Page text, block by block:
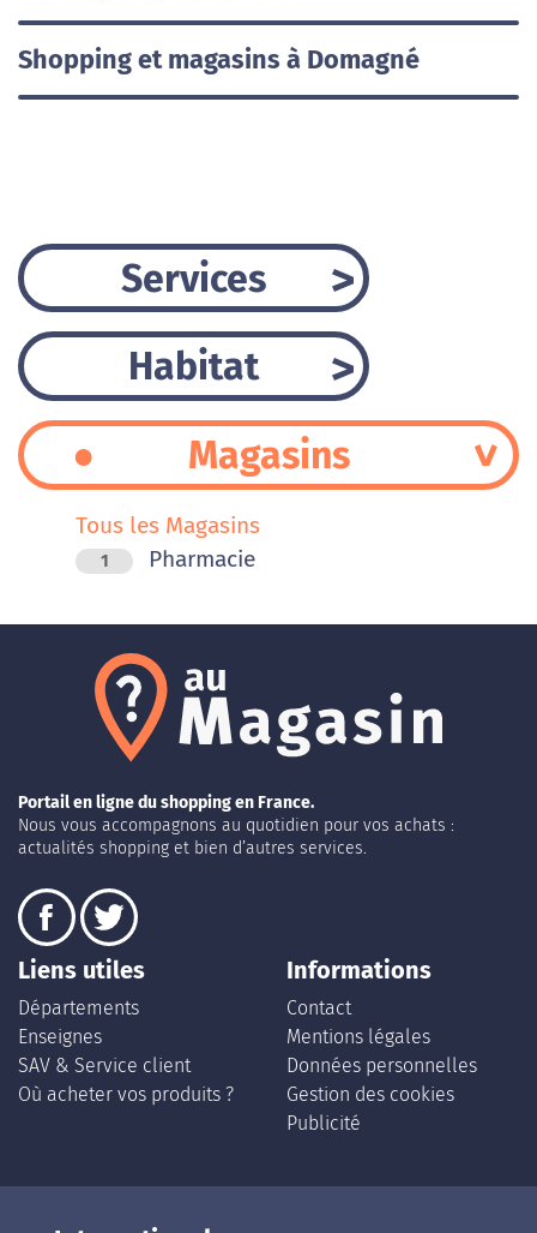
Shopping et magasins à Domagné
Services
Habitat
Magasins
Tous les Magasins
1 Pharmacie
Portail en ligne du shopping en France.
Nous vous accompagnons au quotidien pour vos achats :
actualités shopping et bien d’autres services.
Liens utiles
Départements
Enseignes
SAV & Service client
Où acheter vos produits ?
Informations
Contact
Mentions légales
Données personnelles
Gestion des cookies
Publicité